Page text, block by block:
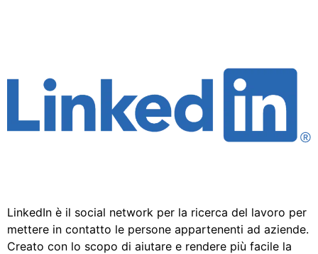
LinkedIn è il social network per la ricerca del lavoro per
mettere in contatto le persone appartenenti ad aziende.
Creato con lo scopo di aiutare e rendere più facile la